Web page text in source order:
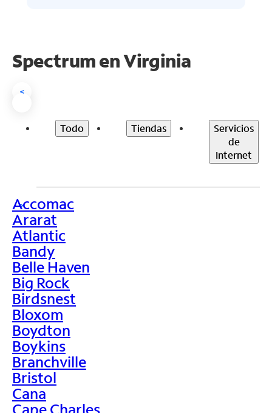
Spectrum enVirginia
<
Todo Tiendas
Servicios
de
Internet
>
Accomac
Ararat
Atlantic
Bandy
Belle Haven
Big Rock
Birdsnest
Bloxom
Boydton
Boykins
Branchville
Bristol
Cana
Cape Charles